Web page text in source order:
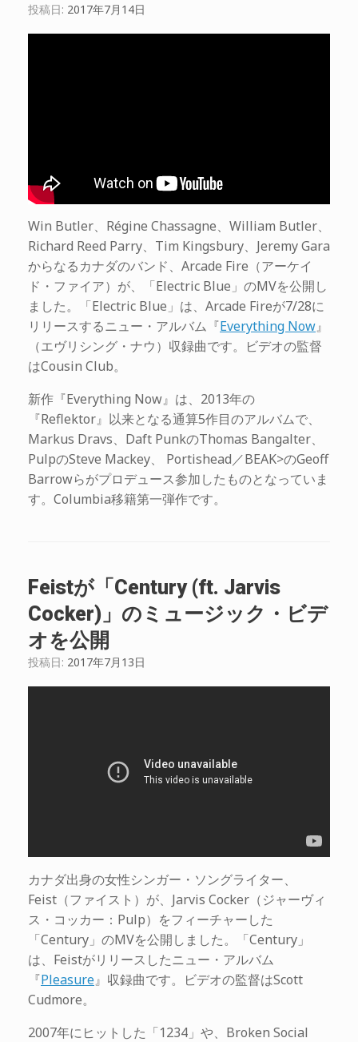
投稿日: 2017年7月14日
Win Butler、Régine Chassagne、William Butler、
Richard Reed Parry、Tim Kingsbury、Jeremy Gara
からなるカナダのバンド、Arcade Fire（アーケイ
ド・ファイア）が、「Electric Blue」のMVを公開し
ました。「Electric Blue」は、Arcade Fireが7/28に
リリースするニュー・アルバム『Everything Now』
（エヴリシング・ナウ）収録曲です。ビデオの監督
はCousin Club。
新作『Everything Now』は、2013年の
『Reflektor』以来となる通算5作目のアルバムで、
Markus Dravs、Daft PunkのThomas Bangalter、
PulpのSteve Mackey、 Portishead／BEAK>のGeoff
Barrowらがプロデュース参加したものとなっていま
す。Columbia移籍第一弾作です。
Feistが「Century (ft. Jarvis
Cocker)」のミュージック・ビデ
オを公開
投稿日: 2017年7月13日
カナダ出身の女性シンガー・ソングライター、
Feist（ファイスト）が、Jarvis Cocker（ジャーヴィ
ス・コッカー：Pulp）をフィーチャーした
「Century」のMVを公開しました。「Century」
は、Feistがリリースしたニュー・アルバム
『Pleasure』収録曲です。ビデオの監督はScott
Cudmore。
2007年にヒットした「1234」や、Broken Social